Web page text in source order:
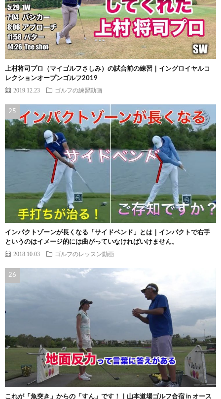
上村将司プロ（マイゴルフさしみ）の試合前の練習｜イングロイヤルコ
レクションオープンゴルフ2019
2019.12.23 ゴルフの練習動画
インパクトゾーンが長くなる「サイドベンド」とは｜インパクトで右手
というのはイメージ的には曲がっていなければいけません。
2018.10.03 ゴルフのレッスン動画
これが「魚突き」からの「すん」です！｜山本道場ゴルフ合宿 in オース